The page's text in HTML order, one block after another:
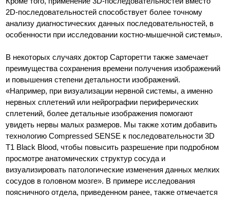
2D-последовательностей способствует более точному
анализу диагностических данных последовательностей, в
особенности при исследовании костно-мышечной системы».
В некоторых случаях доктор Сарторетти также замечает
преимущества сохранения времени получения изображений
и повышения степени детальности изображений.
«Например, при визуализации нервной системы, а именно
нервных сплетений или нейрографии периферических
сплетений, более детальные изображения помогают
увидеть нервы малых размеров. Мы также хотим добавить
технологию Compressed SENSE к последовательности 3D
T1 Black Blood, чтобы повысить разрешение при подробном
просмотре анатомических структур сосуда и
визуализировать патологические изменения данных мелких
сосудов в головном мозге». В примере исследования
поясничного отдела, приведенном ранее, также отмечается